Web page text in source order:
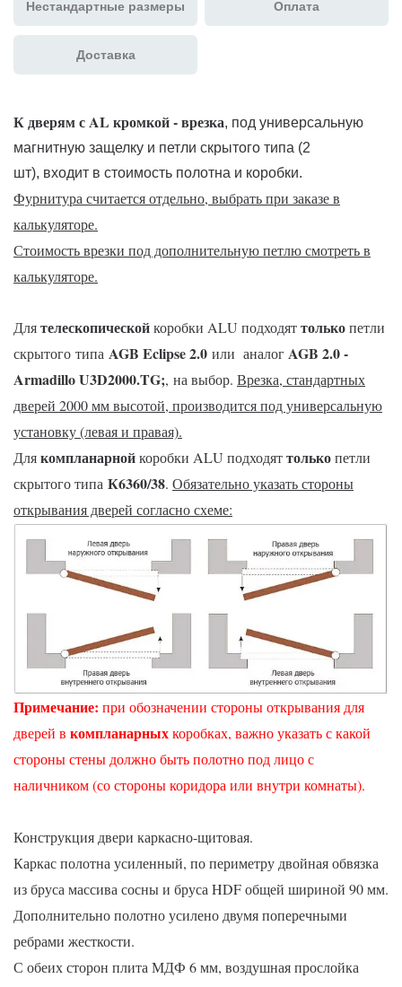
Нестандартные размеры Оплата
Доставка
К дверям с AL кромкой - врезка, под универсальную
магнитную защелку и петли скрытого типа (2
шт), входит в стоимость полотна и коробки.
Фурнитура считается отдельно, выбрать при заказе в
калькуляторе.
Стоимость врезки под дополнительную петлю смотреть в
калькуляторе.
Длятелескопическойкоробки ALU подходяттолькопетли
скрытого типа AGB Eclipse 2.0 или аналогAGB 2.0 -
Armadillo U3D2000.TG;, на выбор. Врезка, стандартных
дверей 2000 мм высотой, производится под универсальную
установку (левая и правая).
Длякомпланарнойкоробки ALU подходяттолькопетли
скрытого типа К6360/38. Обязательно указать стороны
открывания дверей согласно схеме:
Примечание: при обозначении стороны открывания для
дверей в компланарныхкоробках, важно указать с какой
стороны стены должно быть полотно под лицо с
наличником (со стороны коридора или внутри комнаты).
Конструкция двери каркасно-щитовая.
Каркас полотна усиленный, по периметру двойная обвязка
из бруса массива сосны и бруса HDF общей шириной 90 мм.
Дополнительно полотно усилено двумя поперечными
ребрами жесткости.
С обеих сторон плита МДФ 6 мм, воздушная прослойка